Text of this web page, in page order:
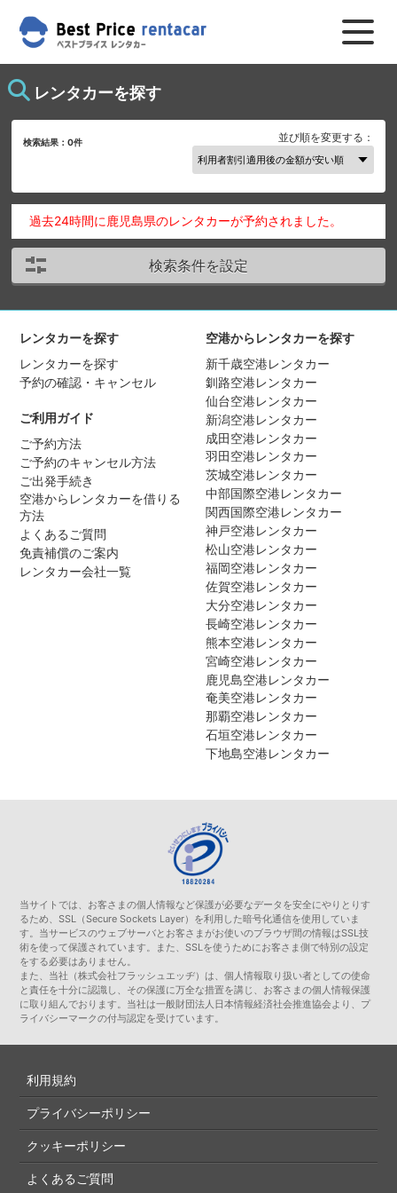
レンタカーを探す
検索結果：0件 並び順を変更する：
過去24時間に鹿児島県のレンタカーが予約されました。
検索条件を設定
レンタカーを探す
レンタカーを探す
予約の確認・キャンセル
ご利用ガイド
ご予約方法
ご予約のキャンセル方法
ご出発手続き
空港からレンタカーを借りる
方法
よくあるご質問
免責補償のご案内
レンタカー会社一覧
空港からレンタカーを探す
新千歳空港レンタカー
釧路空港レンタカー
仙台空港レンタカー
新潟空港レンタカー
成田空港レンタカー
羽田空港レンタカー
茨城空港レンタカー
中部国際空港レンタカー
関西国際空港レンタカー
神戸空港レンタカー
松山空港レンタカー
福岡空港レンタカー
佐賀空港レンタカー
大分空港レンタカー
長崎空港レンタカー
熊本空港レンタカー
宮崎空港レンタカー
鹿児島空港レンタカー
奄美空港レンタカー
那覇空港レンタカー
石垣空港レンタカー
下地島空港レンタカー
当サイトでは、お客さまの個人情報など保護が必要なデータを安全にやりとりす
るため、SSL（Secure Sockets Layer）を利用した暗号化通信を使用していま
す。当サービスのウェブサーバとお客さまがお使いのブラウザ間の情報はSSL技
術を使って保護されています。また、SSLを使うためにお客さま側で特別の設定
をする必要はありません。
また、当社（株式会社フラッシュエッヂ）は、個人情報取り扱い者としての使命
と責任を十分に認識し、その保護に万全な措置を講じ、お客さまの個人情報保護
に取り組んでおります。当社は一般財団法人日本情報経済社会推進協会より、プ
ライバシーマークの付与認定を受けています。
利用規約
プライバシーポリシー
クッキーポリシー
よくあるご質問